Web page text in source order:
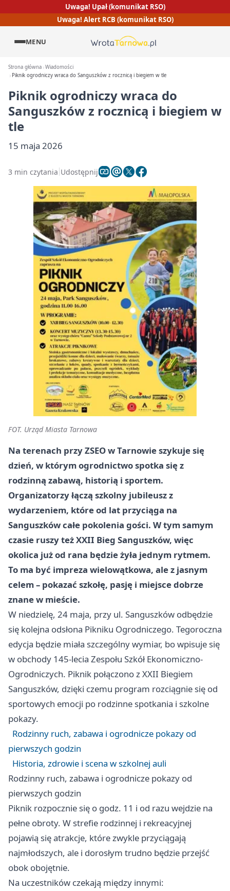
Uwaga! Upał (komunikat RSO)
Uwaga! Alert RCB (komunikat RSO)
MENU
Strona główna Wiadomości
Piknik ogrodniczy wraca do Sanguszków z rocznicą i biegiem w tle
Piknik ogrodniczy wraca do
Sanguszków z rocznicą i biegiem w
tle
15 maja 2026
3 min czytania Udostępnij
FOT. Urząd Miasta Tarnowa
Na terenach przy ZSEO w Tarnowie szykuje się
dzień, w którym ogrodnictwo spotka się z
rodzinną zabawą, historią i sportem.
Organizatorzy łączą szkolny jubileusz z
wydarzeniem, które od lat przyciąga na
Sanguszków całe pokolenia gości. W tym samym
czasie ruszy też XXII Bieg Sanguszków, więc
okolica już od rana będzie żyła jednym rytmem.
To ma być impreza wielowątkowa, ale z jasnym
celem – pokazać szkołę, pasję i miejsce dobrze
znane w mieście.
W niedzielę, 24 maja, przy ul. Sanguszków odbędzie
się kolejna odsłona Pikniku Ogrodniczego. Tegoroczna
edycja będzie miała szczególny wymiar, bo wpisuje się
w obchody 145-lecia Zespołu Szkół Ekonomiczno-
Ogrodniczych. Piknik połączono z XXII Biegiem
Sanguszków, dzięki czemu program rozciągnie się od
sportowych emocji po rodzinne spotkania i szkolne
pokazy.
Rodzinny ruch, zabawa i ogrodnicze pokazy od
pierwszych godzin
Historia, zdrowie i scena w szkolnej auli
Rodzinny ruch, zabawa i ogrodnicze pokazy od
pierwszych godzin
Piknik rozpocznie się o godz. 11 i od razu wejdzie na
pełne obroty. W strefie rodzinnej i rekreacyjnej
pojawią się atrakcje, które zwykle przyciągają
najmłodszych, ale i dorosłym trudno będzie przejść
obok obojętnie.
Na uczestników czekają między innymi: